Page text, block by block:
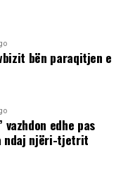
bën paraqitjen e
vazhdon edhe pas
ndaj njëri-tjetrit